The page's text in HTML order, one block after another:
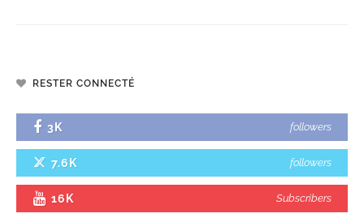
RESTER CONNECTÉ
3K followers
7.6K followers
16K Subscribers